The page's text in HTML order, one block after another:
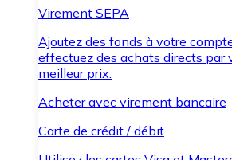
Virement SEPA
Ajoutez des fonds à votre
effectuez des achats directs par
meilleur prix.
Acheter avec virement bancaire
Carte de crédit / débit